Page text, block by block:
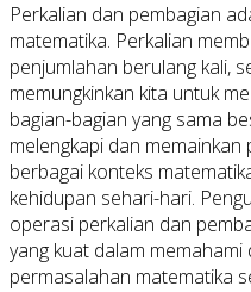
Perkalian dan pembagian
matematika. Perkalian
penjumlahan berulang kali,
memungkinkan kita untuk
bagian-bagian yang sama
melengkapi dan
berbagai konteks
kehidupan sehari-hari.
operasi perkalian dan
yang kuat dalam
permasalahan matematika